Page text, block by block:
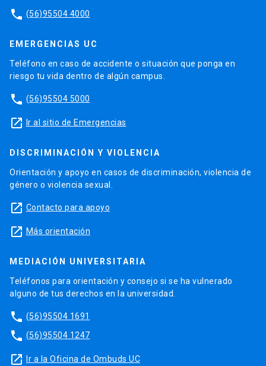
phone (56)95504 4000
EMERGENCIAS UC
Teléfono en caso de accidente o situación que ponga en
riesgo tu vida dentro de algún campus.
phone (56)95504 5000
launch Ir al sitio de Emergencias
DISCRIMINACIÓN Y VIOLENCIA
Orientación y apoyo en casos de discriminación, violencia de
género o violencia sexual.
launch Contacto para apoyo
launch Más orientación
MEDIACIÓN UNIVERSITARIA
Teléfonos para orientación y consejo si se ha vulnerado
alguno de tus derechos en la universidad.
phone (56)95504 1691
phone (56)95504 1247
launch Ir a la Oficina de Ombuds UC